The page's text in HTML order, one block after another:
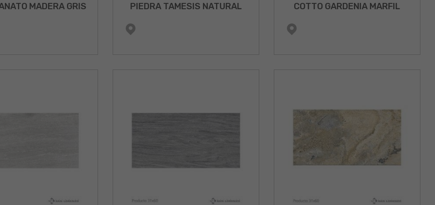
MADERA GRIS PIEDRA TAMESIS NATURAL COTTO GARDENIA MARFIL